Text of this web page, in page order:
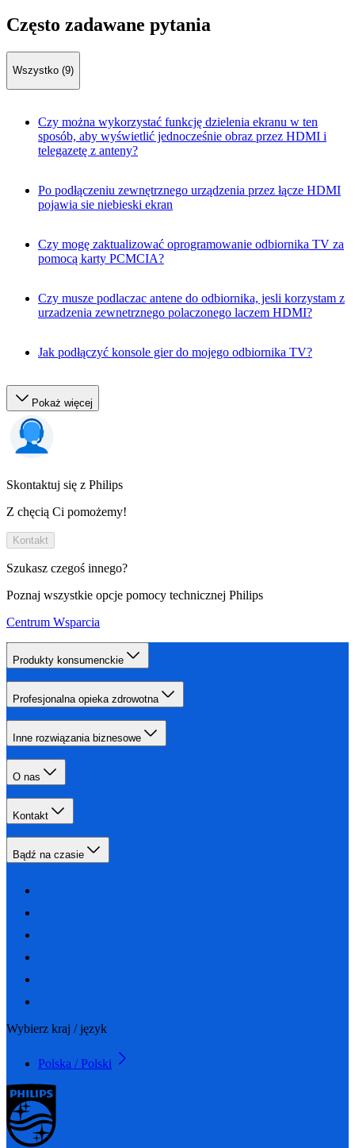
Często zadawane pytania
Wszystko (9)
Czy można wykorzystać funkcję dzielenia ekranu w ten
sposób, aby wyświetlić jednocześnie obraz przez HDMI i
telegazetę z anteny?
Po podłączeniu zewnętrznego urządzenia przez łącze HDMI
pojawia sie niebieski ekran
Czy mogę zaktualizować oprogramowanie odbiornika TV za
pomocą karty PCMCIA?
Czy musze podlaczac antene do odbiornika, jesli korzystam z
urzadzenia zewnetrznego polaczonego laczem HDMI?
Jak podłączyć konsole gier do mojego odbiornika TV?
Pokaż więcej
Skontaktuj się z Philips
Z chęcią Ci pomożemy!
Kontakt
Szukasz czegoś innego?
Poznaj wszystkie opcje pomocy technicznej Philips
Centrum Wsparcia
Produkty konsumenckie
Profesjonalna opieka zdrowotna
Inne rozwiązania biznesowe
O nas
Kontakt
Bądź na czasie
Wybierz kraj / język
Polska / Polski